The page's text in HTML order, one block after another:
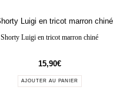
Shorty Luigi en tricot marron chiné
15,90€
AJOUTER AU PANIER